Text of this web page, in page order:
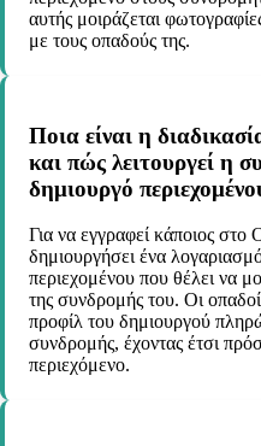
αυτής μοιράζεται
με τους οπαδούς της.
Ποια είναι η
και πώς λειτουργεί η
δημιουργό
Για να εγγραφεί κάποιος στο
δημιουργήσει ένα
περιεχομένου που θέλει να
της συνδρομής του. Οι
προφίλ του δημιουργού
συνδρομής, έχοντας έτσι
περιεχόμενο.